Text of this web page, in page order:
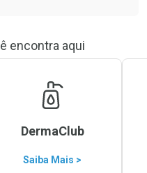
encontra aqui
DermaClub
Saiba Mais >